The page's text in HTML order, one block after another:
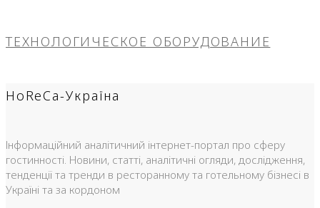
ТЕХНОЛОГИЧЕСКОЕ ОБОРУДОВАНИЕ
HoReCa-Україна
Інформаційний аналітичний інтернет-портал про сферу
гостинності. Новини, статті, аналітичні огляди, дослідження,
тенденції та тренди в ресторанному та готельному бізнесі в
Україні та за кордоном